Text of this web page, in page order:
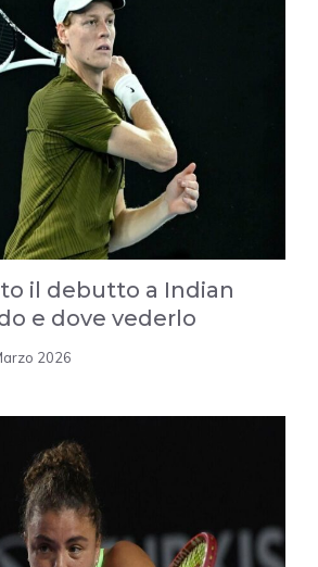
il debutto a Indian
e dove vederlo
2026